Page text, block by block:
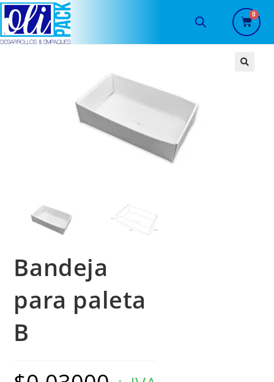
Bandeja
para paleta
B